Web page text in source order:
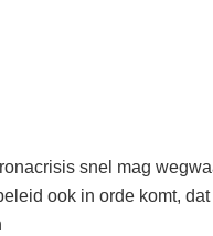
snel mag
ook in orde komt,